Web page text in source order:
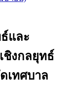
และ
ชิงกลยุทธ์
เทศบาล